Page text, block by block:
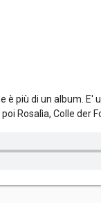
è più di un album.
Rosalìa, Colle der